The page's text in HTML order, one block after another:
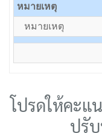
หมายเหตุ
หมายเหตุ
โปรดให้คะแ
ปรั